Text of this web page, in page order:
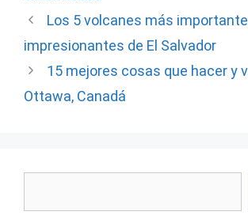
Los 5 volcanes más
impresionantes de El Salvador
15 mejores cosas que hacer y
Ottawa, Canadá